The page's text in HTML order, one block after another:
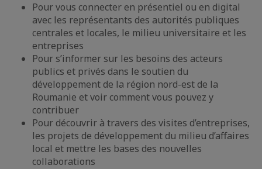
Pour vous connecter en présentiel ou en digital
avec les représentants des autorités publiques
centrales et locales, le milieu universitaire et les
entreprises
Pour s’informer sur les besoins des acteurs
publics et privés dans le soutien du
développement de la région nord-est de la
Roumanie et voir comment vous pouvez y
contribuer
Pour découvrir à travers des visites d’entreprises,
les projets de développement du milieu d’affaires
local et mettre les bases des nouvelles
collaborations